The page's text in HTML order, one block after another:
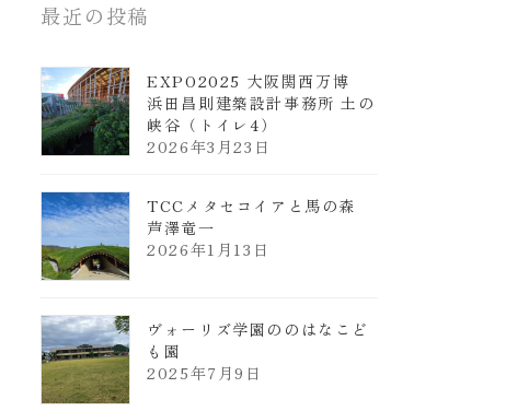
最近の投稿
EXPO2025 大阪関西万博
浜田昌則建築設計事務所 土の
峡谷（トイレ4）
2026年3月23日
TCCメタセコイアと馬の森
芦澤竜一
2026年1月13日
ヴォーリズ学園ののはなこど
も園
2025年7月9日